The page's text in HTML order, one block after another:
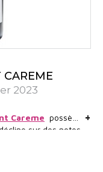
2023
Careme possède
sur des notes
La bouche est
2024 : 93/100
+